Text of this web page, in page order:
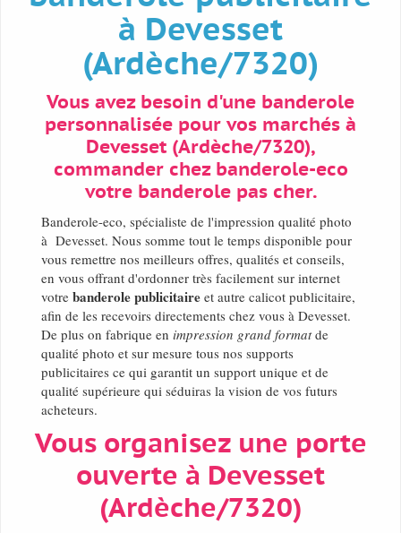
à Devesset
(Ardèche/7320)
Vous avez besoin d'une banderole
personnalisée pour vos marchés à
Devesset (Ardèche/7320),
commander chez banderole-eco
votre banderole pas cher.
Banderole-eco, spécialiste de l'impression qualité photo
à Devesset. Nous somme tout le temps disponible pour
vous remettre nos meilleurs offres, qualités et conseils,
en vous offrant d'ordonner très facilement sur internet
votre banderole publicitaire et autre calicot publicitaire,
afin de les recevoirs directements chez vous à Devesset.
De plus on fabrique en impression grand formatde
qualité photo et sur mesure tous nos supports
publicitaires ce qui garantit un support unique et de
qualité supérieure qui séduiras la vision de vos futurs
acheteurs.
Vous organisez une porte
ouverte à Devesset
(Ardèche/7320)